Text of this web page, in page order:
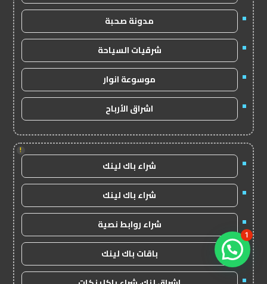
مدونة صحبة
شرقيات السياحة
موسوعة انوار
اشراق الأرباح
!
شراء باك لينك
شراء باك لينك
شراء روابط نصية
باقات باك لينك
1